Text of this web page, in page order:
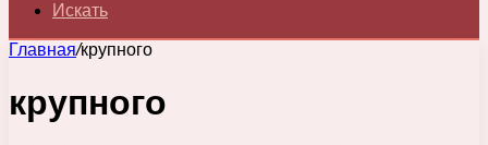
Искать
Главная/крупного
крупного